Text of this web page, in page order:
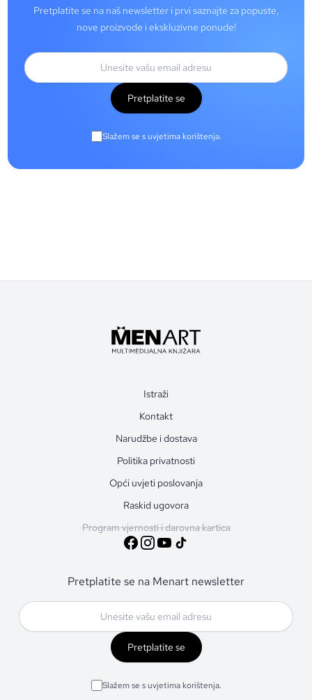
Pretplatite se na naš newsletter i prvi saznajte za popuste,
nove proizvode i ekskluzivne ponude!
Pretplatite se
Slažem se s uvjetima korištenja.
Istraži
Kontakt
Narudžbe i dostava
Politika privatnosti
Opći uvjeti poslovanja
Raskid ugovora
Program vjernosti i darovna kartica
Pretplatite se na Menart newsletter
Pretplatite se
Slažem se s uvjetima korištenja.